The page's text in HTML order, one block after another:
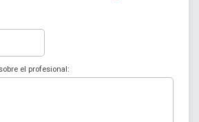
el profesional: